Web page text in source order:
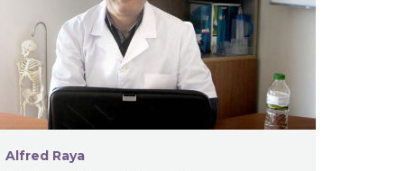
Alfred Raya